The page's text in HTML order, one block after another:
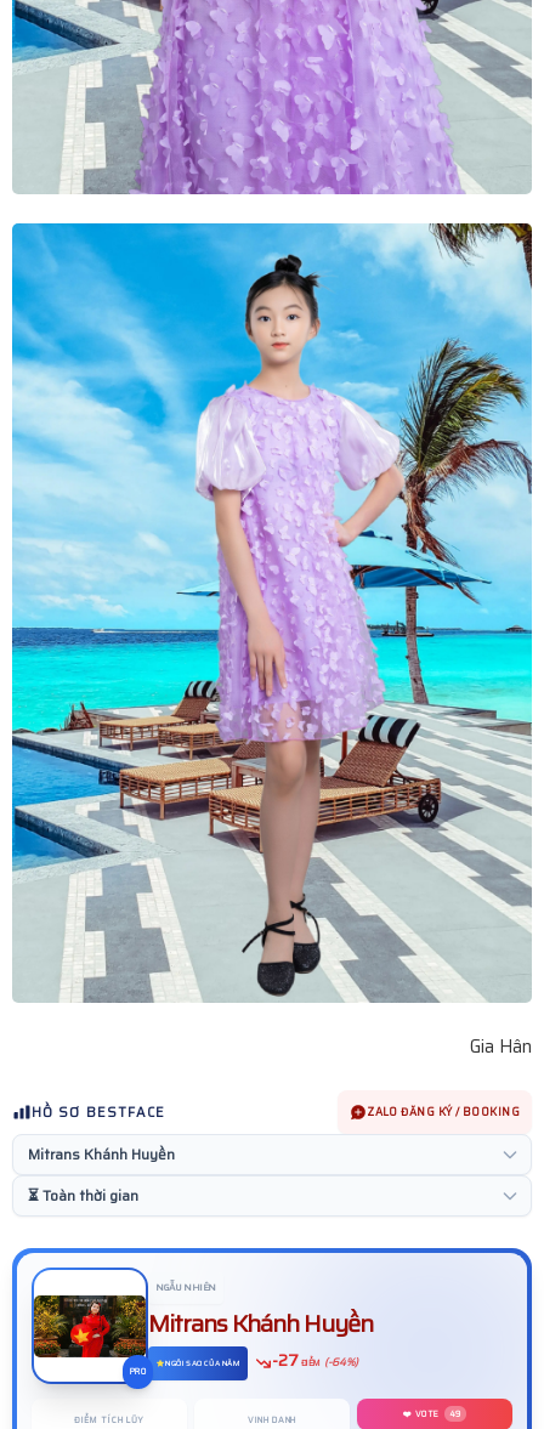
Gia Hân
HỒ SƠ BESTFACE ZALO ĐĂNG KÝ / BOOKING
PRO
NGẪU NHIÊN
Mitrans Khánh Huyền
NGÔI SAO CỦA NĂM -27 ĐIỂM (-64%)
ĐIỂM TÍCH LŨY VINH DANH ❤️ VOTE 49